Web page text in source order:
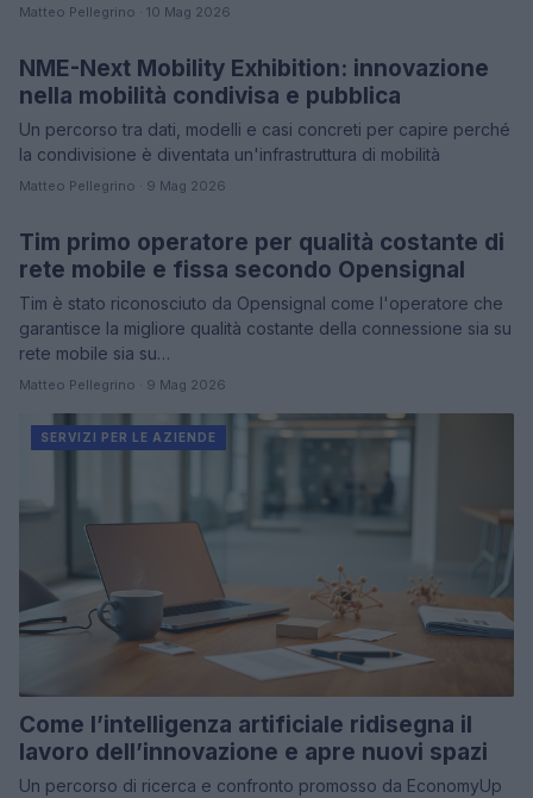
Matteo Pellegrino · 10 Mag 2026
FIERE E EVENTI
NME-Next Mobility Exhibition: innovazione
nella mobilità condivisa e pubblica
Un percorso tra dati, modelli e casi concreti per capire perché
la condivisione è diventata un'infrastruttura di mobilità
Matteo Pellegrino · 9 Mag 2026
SERVIZI PER LE AZIENDE
Tim primo operatore per qualità costante di
rete mobile e fissa secondo Opensignal
Tim è stato riconosciuto da Opensignal come l'operatore che
garantisce la migliore qualità costante della connessione sia su
rete mobile sia su…
Matteo Pellegrino · 9 Mag 2026
SERVIZI PER LE AZIENDE
Come l’intelligenza artificiale ridisegna il
lavoro dell’innovazione e apre nuovi spazi
Un percorso di ricerca e confronto promosso da EconomyUp